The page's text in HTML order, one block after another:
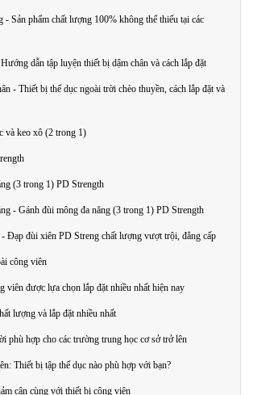
- Sản phẩm chất lượng 100% không thể thiếu tại các
dẫn tập luyện thiết bị dậm chân và cách lắp đặt
- Thiết bị thể dục ngoài trời chèo thuyền, cách lắp đặt và
và keo xô (2 trong 1)
(3 trong 1) PD Strength
- Gánh đùi mông đa năng (3 trong 1) PD Strength
đùi xiên PD Streng chất lượng vượt trội, đẳng cấp
công viên
viên được lựa chọn lắp đặt nhiều nhất hiện nay
lượng và lắp đặt nhiều nhất
phù hợp cho các trường trung học cơ sở trở lên
Thiết bị tập thể dục nào phù hợp với bạn?
cân cùng với thiết bị công viên